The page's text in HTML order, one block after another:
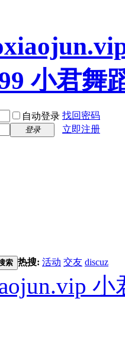
自动登录 找回密码
登录
立即注册
索 热搜: 活动 交友 discuz